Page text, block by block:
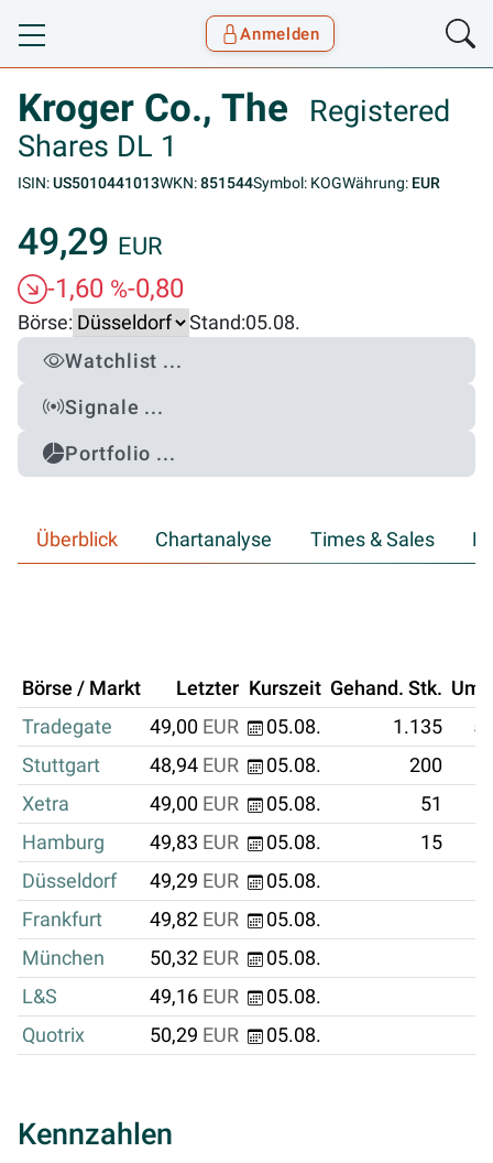
Toggle navigation
Anmelden
Kroger Co., The
Registered
Shares DL 1
ISIN:US5010441013WKN:851544Symbol: KOGWährung: EUR
49,29 EUR
-1,60 %-0,80
Börse: Stand:05.08.
Watchlist ...
Signale ...
Portfolio ...
Überblick Chartanalyse Times & Sales
Börse / Markt Letzter Kurszeit Gehand. Stk.
Tradegate
49,00 EUR 05.08. 1.135
Stuttgart
48,94 EUR 05.08. 200
Xetra
49,00 EUR 05.08. 51
Hamburg
49,83 EUR 05.08.
15
Düsseldorf
49,29 EUR
05.08.
Frankfurt
49,82 EUR
05.08.
München
50,32 EUR
05.08.
L&S
49,16 EUR
05.08.
Quotrix
50,29 EUR 05.08.
Kennzahlen